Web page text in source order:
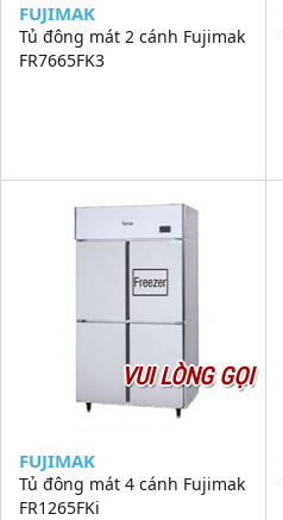
FUJIMAK
Tủ đông mát 2 cánh Fujimak
FR7665FK3
VUI LÒNG GỌI
FUJIMAK
Tủ đông mát 4 cánh Fujimak
FR1265FKi